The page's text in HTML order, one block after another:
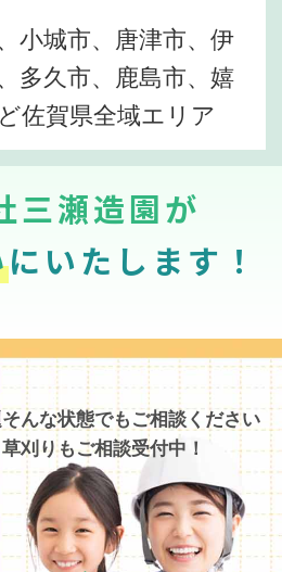
小城市、唐津市、伊
多久市、鹿島市、嬉
佐賀県全域エリア
三瀬造園が
にいたします！
んな状態でもご相談ください
刈りもご相談受付中！